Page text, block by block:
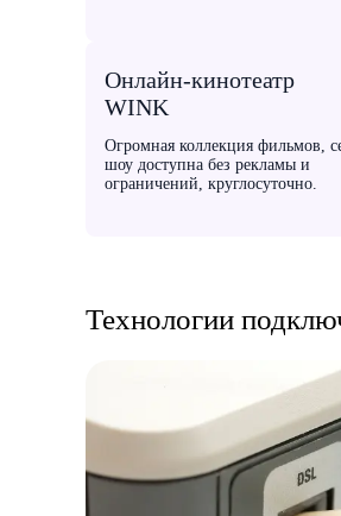
Онлайн-кинотеатр
WINK
Огромная коллекция фильмов,
шоу доступна без рекламы и
ограничений, круглосуточно.
Технологии